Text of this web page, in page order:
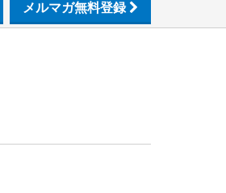
メルマガ無料登録